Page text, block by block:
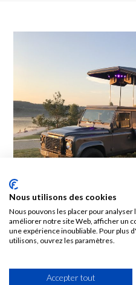
Nous utilisons des cookies
Nous pouvons les placer pour
améliorer notre site Web, afficher un
une expérience inoubliable. Pour plus
utilisons, ouvrez les paramètres.
Accepter tout